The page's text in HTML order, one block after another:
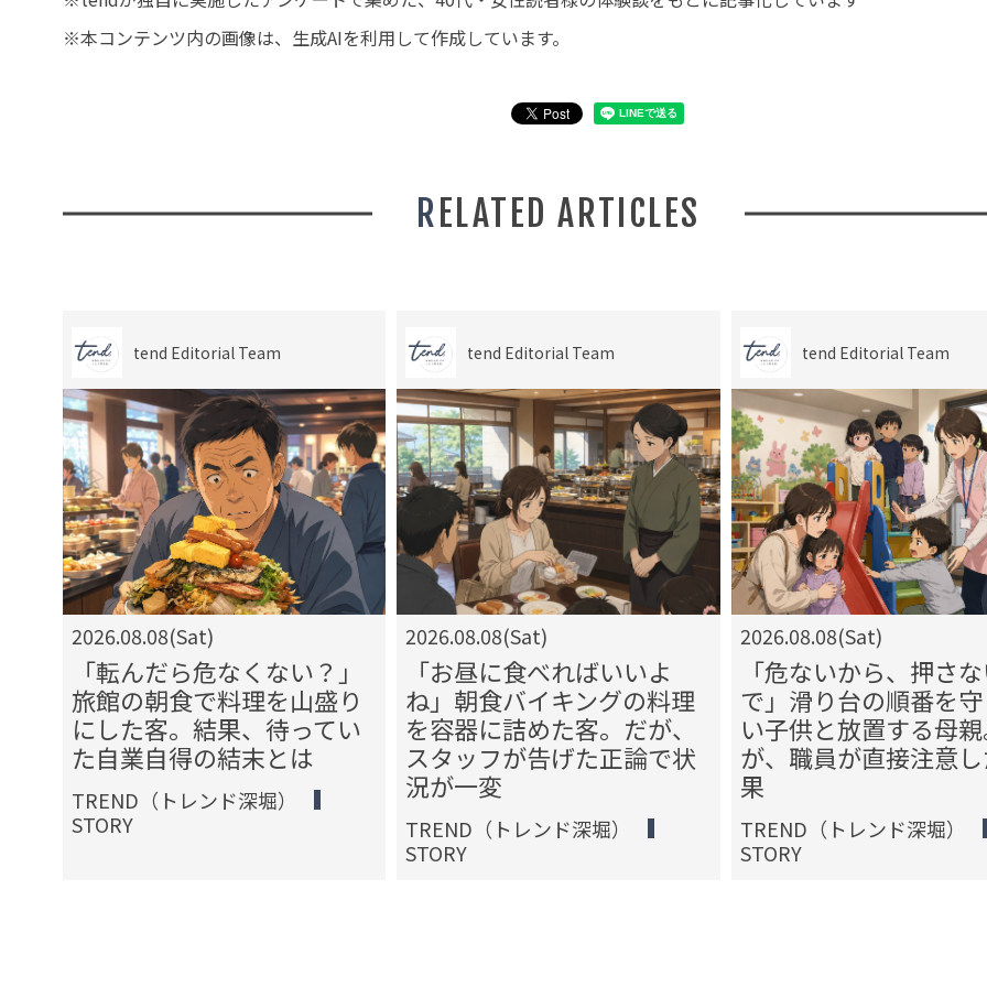
※本コンテンツ内の画像は、生成AIを利用して作成しています。
RELATED ARTICLES
tend Editorial Team
2026.08.08(Sat)
「転んだら危なくない？」
旅館の朝食で料理を山盛り
にした客。結果、待ってい
た自業自得の結末とは
TREND（トレンド深堀）
STORY
tend Editorial Team
2026.08.08(Sat)
「お昼に食べればいいよ
ね」朝食バイキングの料理
を容器に詰めた客。だが、
スタッフが告げた正論で状
況が一変
TREND（トレンド深堀）
STORY
tend Editorial Team
2026.08.08(Sat)
「危ないから、押さ
で」滑り台の順番を
い子供と放置する母
が、職員が直接注意
果
TREND（トレンド深堀）
STORY